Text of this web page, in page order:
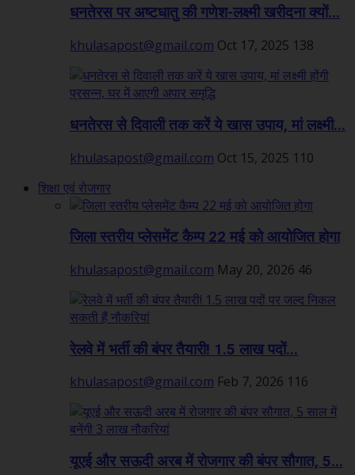
धनतेरस पर अष्टधातु की गणेश-लक्ष्मी खरीदना क्यों...
khulasapost@gmail.com Oct 17, 2025 138
धनतेरस से दिवाली तक करें ये खास उपाय, मां लक्ष्मी...
khulasapost@gmail.com Oct 15, 2025 110
शिक्षा एवं रोजगार
जिला स्तरीय प्लेसमेंट कैम्प 22 मई को आयोजित होगा
khulasapost@gmail.com May 20, 2026 46
रेलवे में भर्ती की बंपर तैयारी! 1.5 लाख पदों...
khulasapost@gmail.com Feb 7, 2026 116
यूएई और सऊदी अरब में रोजगार की बंपर सौगात, 5...